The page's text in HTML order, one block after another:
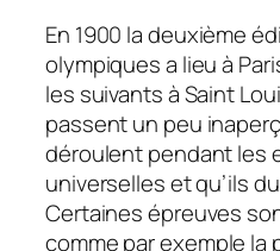
En 1900 la deuxième
olympiques a lieu à
les suivants à Saint
passent un peu
déroulent pendant les
universelles et qu’ils
Certaines épreuves
comme par exemple la